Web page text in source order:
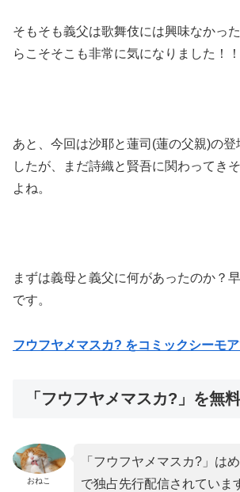
そもそも義父は歌舞伎には興味なかっ
らこそそこも非常に気になりました！！
あと、今回は沙耶と蓮司(蓮の父親)の
したが、まだ詩織と賢吾に関わってき
よね。
まずは義母と義父に何があったのか？
です。
フウフヤメマスカ? をコミックシーモ
「フウフヤメマスカ?」を無
おねこ
「フウフヤメマスカ?」は
で独占先行配信されていま